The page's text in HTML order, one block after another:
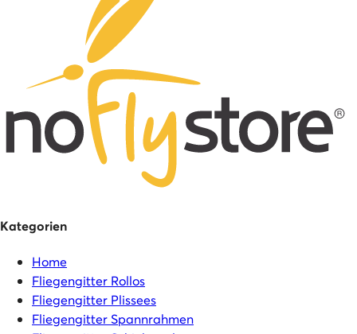
Kategorien
Home
Fliegengitter Rollos
Fliegengitter Plissees
Fliegengitter Spannrahmen